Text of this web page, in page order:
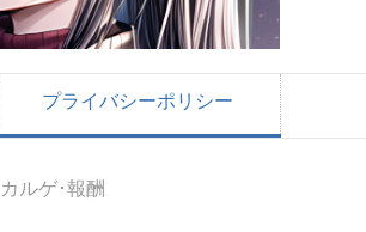
プライバシーポリシー
ルゲ･報酬